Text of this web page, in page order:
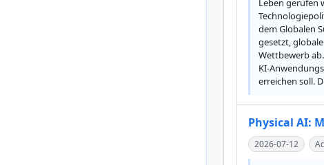
Leben gerufen
dem Globalen
gesetzt,
Wettbewerb
KI-
erreichen soll.
Physical AI:
2026-07-12